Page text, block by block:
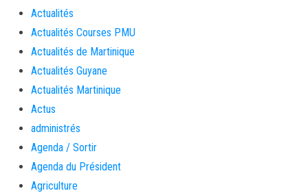
Actualités
Actualités Courses PMU
Actualités de Martinique
Actualités Guyane
Actualités Martinique
Actus
administrés
Agenda / Sortir
Agenda du Président
Agriculture